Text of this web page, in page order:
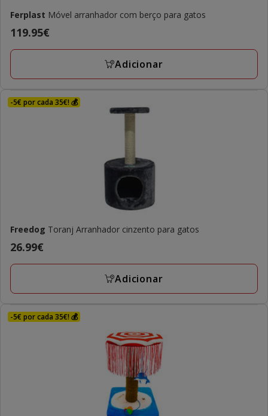
Ferplast Móvel arranhador com berço para gatos
Preço
119.95€
119.95€
Adicionar
-5€ por cada 35€! 💰
Freedog Toranj Arranhador cinzento para gatos
Preço
26.99€
26.99€
Adicionar
-5€ por cada 35€! 💰